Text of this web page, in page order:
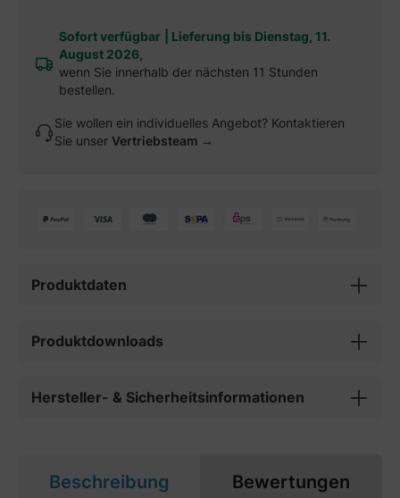
Sofort verfügbar
Lieferung bis Dienstag, 11.
August 2026,
wenn Sie innerhalb der nächsten 11 Stunden
bestellen.
Sie wollen ein individuelles Angebot? Kontaktieren
Sie unser Vertriebsteam →
Produktdaten
Produktdownloads
Hersteller- & Sicherheitsinformationen
Beschreibung Bewertungen